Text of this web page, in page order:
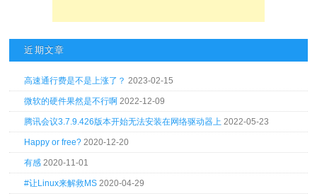
近期文章
高速通行费是不是上涨了？ 2023-02-15
微软的硬件果然是不行啊 2022-12-09
腾讯会议3.7.9.426版本开始无法安装在网络驱动器上 2022-05-23
Happy or free? 2020-12-20
有感 2020-11-01
#让Linux来解救MS 2020-04-29